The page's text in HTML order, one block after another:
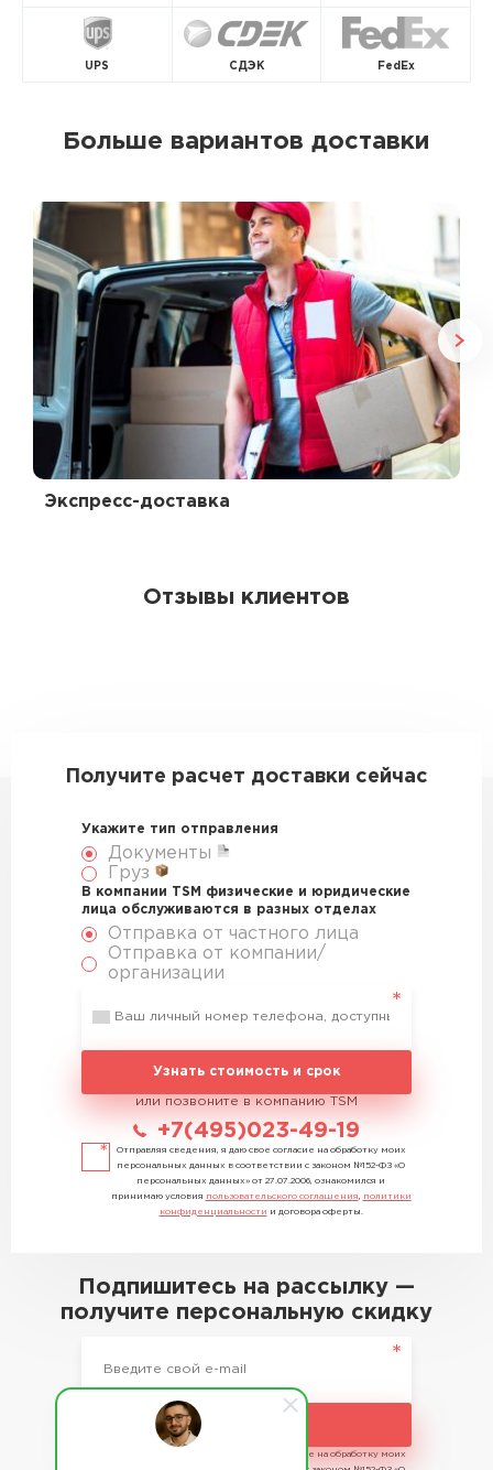
UPS СДЭК FedEx
Больше вариантов доставки
Экспресс-доставка
Отзывы клиентов
Получите расчет доставки сейчас
Укажите тип отправления
Документы
Груз
В компании TSM физические и юридические
лица обслуживаются в разных отделах
Отправка от частного лица
Отправка от компании/
организации
Узнать стоимость и срок
или позвоните в компанию TSM
+7(495)023-49-19
Отправляя сведения, я даю свое согласие на обработку моих
персональных данных в соответствии с законом №152-ФЗ «О
персональных данных» от 27.07.2006, ознакомился и
принимаю условия пользовательского соглашения
политики
конфиденциальности и договора оферты.
Подпишитесь на рассылку —
получите персональную скидку
Подписаться
Отправляя сведения, я даю свое согласие на обработку моих